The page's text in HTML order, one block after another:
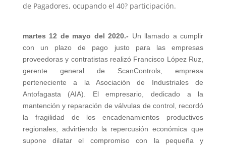
de Pagadores, ocupando el 40? participación.
martes 12 de mayo del 2020.- Un llamado a cumplir
con un plazo de pago justo para las empresas
proveedoras y contratistas realizó Francisco López Ruz,
gerente general de ScanControls, empresa
perteneciente a la Asociación de Industriales de
Antofagasta (AIA). El empresario, dedicado a la
mantención y reparación de válvulas de control, recordó
la fragilidad de los encadenamientos productivos
regionales, advirtiendo la repercusión económica que
supone dilatar el compromiso con la pequeña y